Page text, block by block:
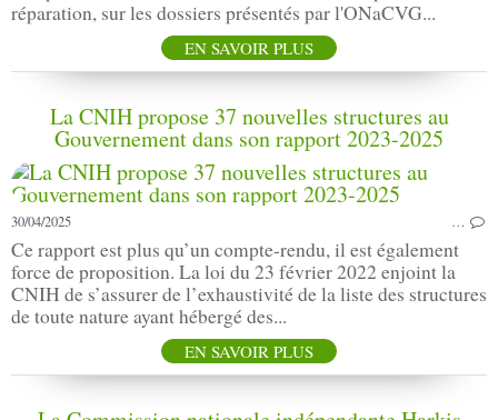
réparation, sur les dossiers présentés par l'ONaCVG...
EN SAVOIR PLUS
La CNIH propose 37 nouvelles structures au
Gouvernement dans son rapport 2023-2025
30/04/2025 …
Ce rapport est plus qu’un compte-rendu, il est également
force de proposition. La loi du 23 février 2022 enjoint la
CNIH de s’assurer de l’exhaustivité de la liste des structures
de toute nature ayant hébergé des...
EN SAVOIR PLUS